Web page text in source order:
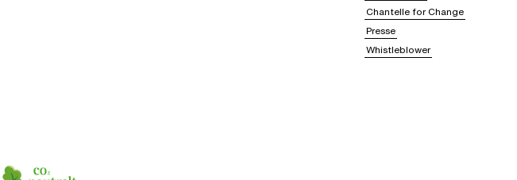
Chantelle for Change
Presse
Whistleblower